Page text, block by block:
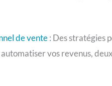
de vente: Des stratégies
vos revenus,